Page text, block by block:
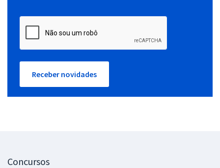
Receber novidades
Concursos